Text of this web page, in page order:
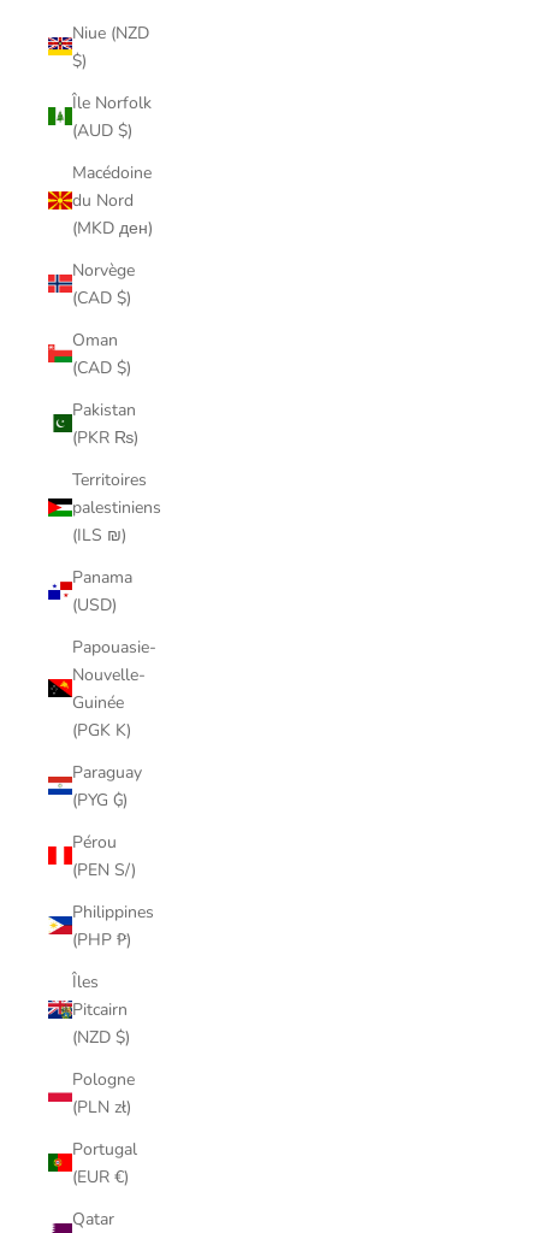
Niue (NZD
$)
Île Norfolk
(AUD $)
Macédoine
du Nord
(MKD ден)
Norvège
(CAD $)
Oman
(CAD $)
Pakistan
(PKR ₨)
Territoires
palestiniens
(ILS ₪)
Panama
(USD)
Papouasie-
Nouvelle-
Guinée
(PGK K)
Paraguay
(PYG ₲)
Pérou
(PEN S/)
Philippines
(PHP ₱)
Îles
Pitcairn
(NZD $)
Pologne
(PLN zł)
Portugal
(EUR €)
Qatar